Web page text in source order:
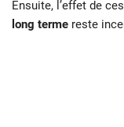
Ensuite, l’effet de
long terme reste